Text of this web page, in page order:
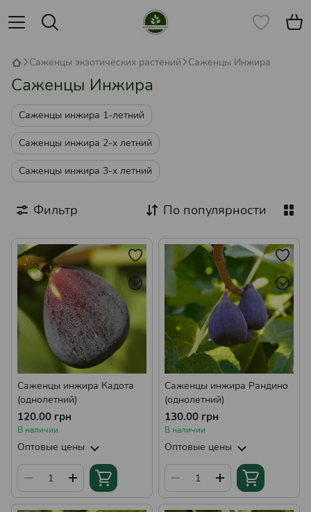
Саженцы экзотических растений Саженцы Инжира
Саженцы Инжира
Саженцы инжира 1-летний
Саженцы инжира 2-х летний
Саженцы инжира 3-х летний
Фильтр По популярности
Саженцы инжира Кадота
(однолетний)
120.00 грн
В наличии
Оптовые цены
Саженцы инжира Рандино
(однолетний)
130.00 грн
В наличии
Оптовые цены